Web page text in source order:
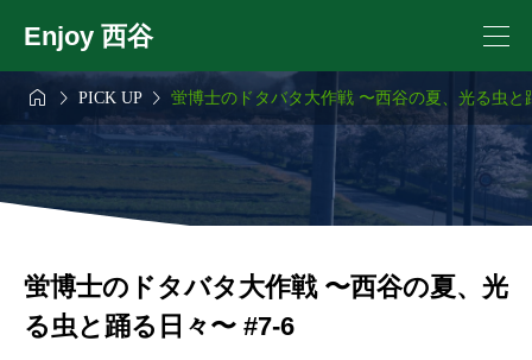
Enjoy 西谷
  PICK UP  蛍博士のドタバタ大作戦 〜西谷の夏、光る虫と
蛍博士のドタバタ大作戦 〜西谷の夏、光
る虫と踊る日々〜 #7-6